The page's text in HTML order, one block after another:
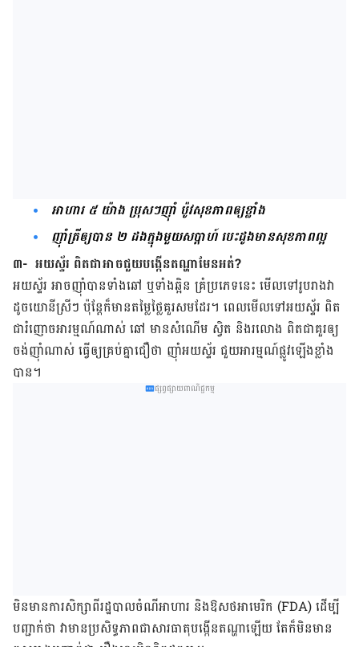
អាហារ​ ៥ យ៉ាង ប្រុសៗញ៉ាំ ប៉ូវ​សុខភាព​ឲ្យខ្លាំង
ញ៉ាំ​ត្រី​ឲ្យ​បាន​ ២ ដងក្នុង​មួយសប្តាហ៍ បេះដូងមាន​សុខភាពល្អ
៣- អយ​ស្ទ័រ ពិត​ជា​​អាច​ជួយ​បង្កើន​តណ្ហា​មែន​អត់?
​អយ​ស្ទ័រ​ អាច​ញ៉ាំ​បាន​ទាំង​ឆៅ ឬ​ទាំង​ឆ្អិន គ្រំប្រភេទ​​នេះ​ មើល​ទៅរូបរាង​វា​​
ដូច​យោនីស្រីៗ ប៉ុន្តែ​ក៏​​មាន​តម្លៃ​ថ្លៃគួរ​សម​ដែរ។ ពេល​​មើល​ទៅ​អយ​ស្ទ័រ ពិត​
ជា​រំញោច​អារម្មណ៍​ណាស់​ ឆៅ មាន​សំណើម ស្វិត និង​រលោង ពិត​ជាគួរ​ឲ្យ​
ចង់​ញ៉ាំ​ណាស់ ធ្វើ​ឲ្យ​គ្រប់​គ្នាជឿ​ថា ញ៉ាំ​អយស្ទ័រ ជួយអារម្មណ៍​ផ្លូវ​ឡើង​ខ្លាំង
បាន។​
ផ្សព្វផ្សាយពាណិជ្ជកម្ម
មិន​មាន​ការ​សិក្សា​ពី​រដ្ឋបាលចំណីអាហារ និង​ឱសថអាមេរិក (FDA) ដើម្បី​
បញ្ជាក់​ថា​ វា​មាន​ប្រសិទ្ធភាព​ជា​សារធាតុ​បង្កើន​តណ្ហា​ឡើយ តែ​ក៏​មិន​មាន​